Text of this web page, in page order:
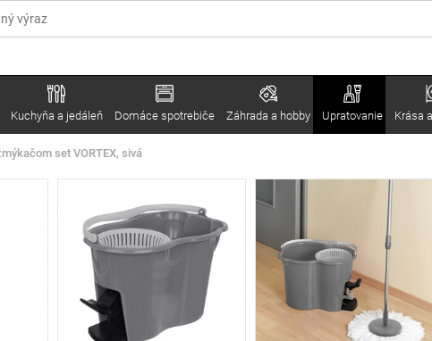
Kuchyňa a jedáleň Domáce spotrebiče Záhrada a hobby Upratovanie Krása
set VORTEX, sivá